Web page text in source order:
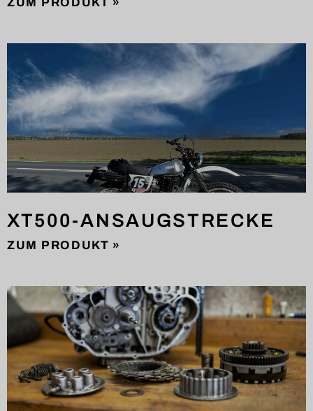
ZUM PRODUKT »
XT500-ANSAUGSTRECKE
ZUM PRODUKT »